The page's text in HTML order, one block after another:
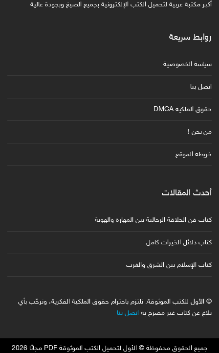
أكبر مكتبة عربية لتحميل الكتب الإلكترونية بجميع الصيغ وبجودة عالية
روابط سريعة
سياسة الخصوصية
اتصل بنا
حقوق الملكية DMCA
من نحن !
خريطة الموقع
أحدث المقالات
كتاب فن الحلاقة الرجالية بين المهارة والهوية
كتاب دلائل الخيرات كامل
كتاب الإسلام بين الشرق والغرب
© الأول للكتب الموثوقة. نلتزم باحترام حقوق الملكية الفكرية، ونرحّب بأي
بلاغ عن كتاب غير مصرح به اتصل بنا
جميع الحقوق محفوظة © الأول لتحميل الكتب الموثوقة PDF مجانًا 2026